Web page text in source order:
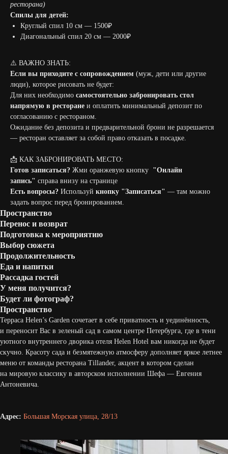
ресторана)
Спилы для детей:
Круглый спил 10 см — 1500₽
Диагональный спил 20 см — 2000₽
⚠️ ВАЖНО ЗНАТЬ:
Если вы приходите с сопровождением (муж, дети или другие
люди), которое рисовать не будет:
Для них необходимо самостоятельно забронировать стол
напрямую в ресторане и оплатить минимальный депозит по
согласованию с рестораном.
Ожидание без депозита и предварительной брони не разрешается
— ресторан оставляет за собой право отказать в посадке.
📩 КАК ЗАБРОНИРОВАТЬ МЕСТО:
Готов записаться? Жми оранжевую кнопку "Онлайн
запись" справа внизу на странице
Есть вопросы? Используй кнопку "Записаться" — там можно
задать вопрос перед бронированием.
Пространство
Перенос и возврат
Подготовка к мероприятию
Выбор сюжета
Продолжительность
Еда и напитки
Рассадка гостей
У меня получится?
Будет ли фотограф?
Пространство
Терраса Helen’s Garden сочетает в себе приватность и уединённость,
и переносит Вас в зеленый сад в самом центре Петербурга, где в тени
уютного внутреннего дворика отеля Helen Hotel вам никогда не будет
скучно. Красоту сада и безмятежную атмосферу дополняет яркое летнее
меню от команды ресторана Tillander, акцент в котором сделан
на мировую классику в авторском исполнении Шефа — Евгения
Антоневича.
Адрес: Большая Морская улица, 28/13